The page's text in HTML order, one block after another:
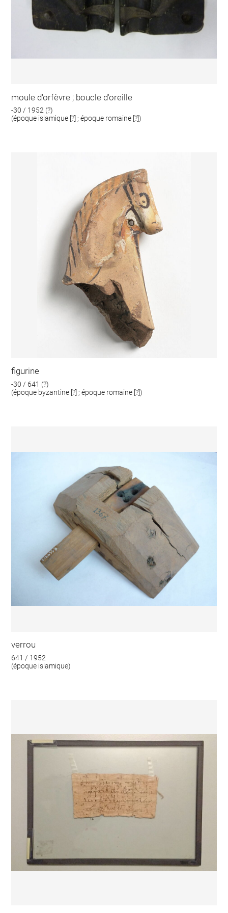
moule d'orfèvre ; boucle d'oreille
-30 / 1952 (?)
(époque islamique [?] ; époque romaine [?])
figurine
-30 / 641 (?)
(époque byzantine [?] ; époque romaine [?])
verrou
641 / 1952
(époque islamique)